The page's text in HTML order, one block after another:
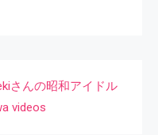
さんの昭和アイドル
videos